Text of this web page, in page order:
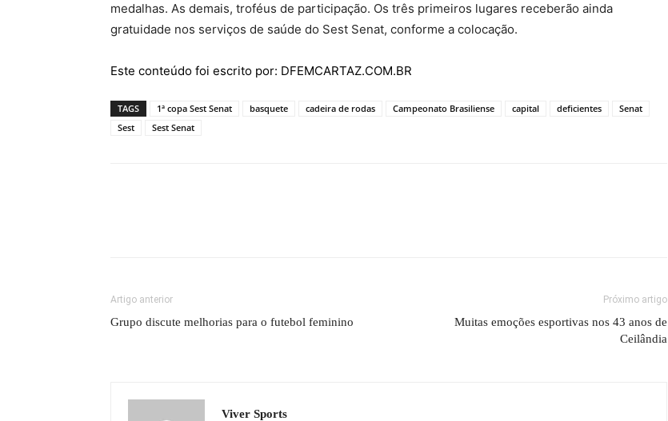
medalhas. As demais, troféus de participação. Os três primeiros lugares receberão ainda
gratuidade nos serviços de saúde do Sest Senat, conforme a colocação.
Este conteúdo foi escrito por: DFEMCARTAZ.COM.BR
TAGS 1ª copa Sest Senat basquete cadeira de rodas Campeonato Brasiliense capital deficientes
Senat
Sest
Sest Senat
Artigo anterior
Grupo discute melhorias para o futebol feminino
Próximo artigo
Muitas emoções esportivas nos 43 anos de
Ceilândia
Viver Sports